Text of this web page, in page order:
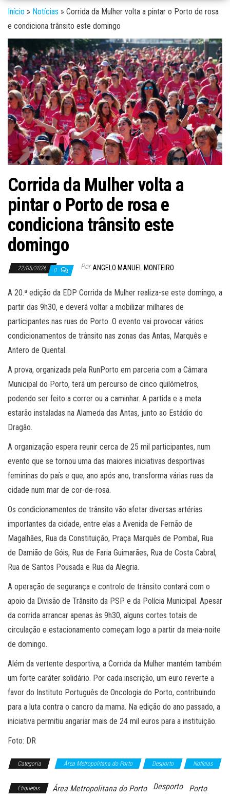
Início » Notícias » Corrida da Mulher volta a pintar o Porto de rosa
e condiciona trânsito este domingo
Corrida da Mulher volta a
pintar o Porto de rosa e
condiciona trânsito este
domingo
22/05/2026 0 Por ANGELO MANUEL MONTEIRO
A 20.ª edição da EDP Corrida da Mulher realiza-se este domingo, a
partir das 9h30, e deverá voltar a mobilizar milhares de
participantes nas ruas do Porto. O evento vai provocar vários
condicionamentos de trânsito nas zonas das Antas, Marquês e
Antero de Quental.
A prova, organizada pela RunPorto em parceria com a Câmara
Municipal do Porto, terá um percurso de cinco quilómetros,
podendo ser feito a correr ou a caminhar. A partida e a meta
estarão instaladas na Alameda das Antas, junto ao Estádio do
Dragão.
A organização espera reunir cerca de 25 mil participantes, num
evento que se tornou uma das maiores iniciativas desportivas
femininas do país e que, ano após ano, transforma várias ruas da
cidade num mar de cor-de-rosa.
Os condicionamentos de trânsito vão afetar diversas artérias
importantes da cidade, entre elas a Avenida de Fernão de
Magalhães, Rua da Constituição, Praça Marquês de Pombal, Rua
de Damião de Góis, Rua de Faria Guimarães, Rua de Costa Cabral,
Rua de Santos Pousada e Rua da Alegria.
A operação de segurança e controlo de trânsito contará com o
apoio da Divisão de Trânsito da PSP e da Polícia Municipal. Apesar
da corrida arrancar apenas às 9h30, alguns cortes totais de
circulação e estacionamento começam logo a partir da meia-noite
de domingo.
Além da vertente desportiva, a Corrida da Mulher mantém também
um forte caráter solidário. Por cada inscrição, um euro reverte a
favor do Instituto Português de Oncologia do Porto, contribuindo
para a luta contra o cancro da mama. Na edição do ano passado, a
iniciativa permitiu angariar mais de 24 mil euros para a instituição.
Foto: DR
Categoria Área Metropolitana do Porto Desporto Notícias
Etiquetas Área Metropolitana do Porto Desporto Porto